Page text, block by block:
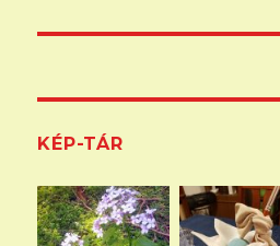
KÉP-TÁR